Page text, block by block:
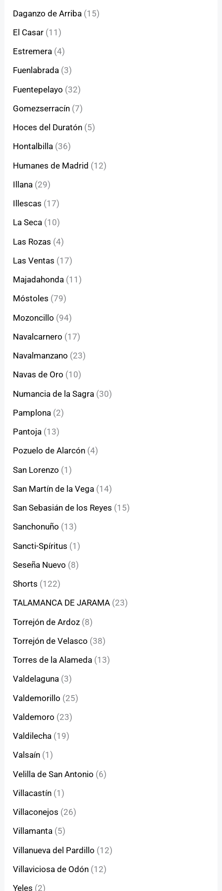
Daganzo de Arriba (15)
El Casar (11)
Estremera (4)
Fuenlabrada (3)
Fuentepelayo (32)
Gomezserracín (7)
Hoces del Duratón (5)
Hontalbilla (36)
Humanes de Madrid (12)
Illana (29)
Illescas (17)
La Seca (10)
Las Rozas (4)
Las Ventas (17)
Majadahonda (11)
Móstoles (79)
Mozoncillo (94)
Navalcarnero (17)
Navalmanzano (23)
Navas de Oro (10)
Numancia de la Sagra (30)
Pamplona (2)
Pantoja (13)
Pozuelo de Alarcón (4)
San Lorenzo (1)
San Martín de la Vega (14)
San Sebasián de los Reyes (15)
Sanchonuño (13)
Sancti-Spíritus (1)
Seseña Nuevo (8)
Shorts (122)
TALAMANCA DE JARAMA (23)
Torrejón de Ardoz (8)
Torrejón de Velasco (38)
Torres de la Alameda (13)
Valdelaguna (3)
Valdemorillo (25)
Valdemoro (23)
Valdilecha (19)
Valsaín (1)
Velilla de San Antonio (6)
Villacastín (1)
Villaconejos (26)
Villamanta (5)
Villanueva del Pardillo (12)
Villaviciosa de Odón (12)
Yeles (2)